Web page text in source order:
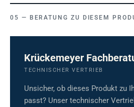
BERATUNG ZU DIESEM
Krückemeyer
TECHNISCHER VERTRIEB
Unsicher, ob dieses Produkt zu
passt? Unser technischer